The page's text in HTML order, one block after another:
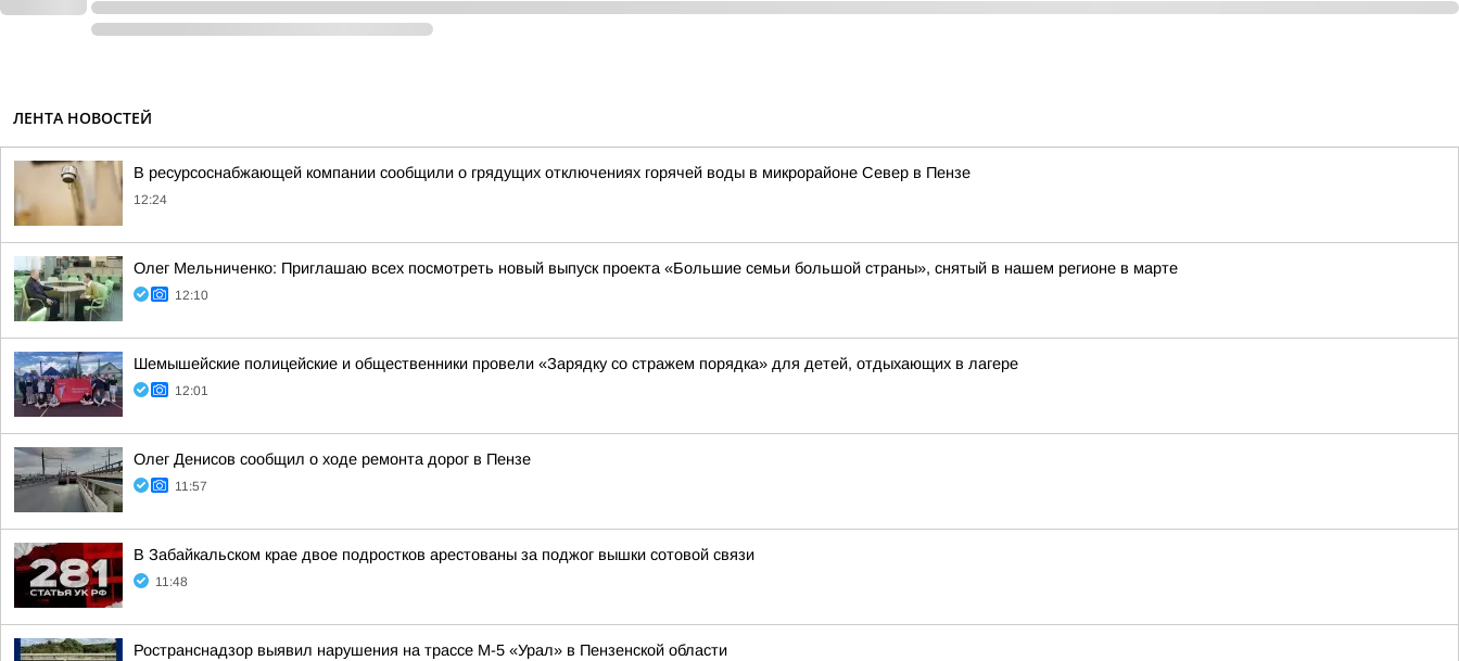
ЛЕНТА НОВОСТЕЙ
В ресурсоснабжающей компании сообщили о грядущих отключениях горячей воды в микрорайоне Север в Пензе
12:24
Олег Мельниченко: Приглашаю всех посмотреть новый выпуск проекта «Большие семьи большой страны», снятый в нашем регионе в марте
12:10
Шемышейские полицейские и общественники провели «Зарядку со стражем порядка» для детей, отдыхающих в лагере
12:01
Олег Денисов сообщил о ходе ремонта дорог в Пензе
11:57
В Забайкальском крае двое подростков арестованы за поджог вышки сотовой связи
11:48
Ространснадзор выявил нарушения на трассе М-5 «Урал» в Пензенской области